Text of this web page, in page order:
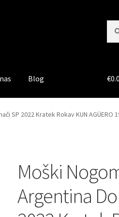
Blog €
SP 2022 Kratek Rokav KUN AGÜERO
Moški
Argentina